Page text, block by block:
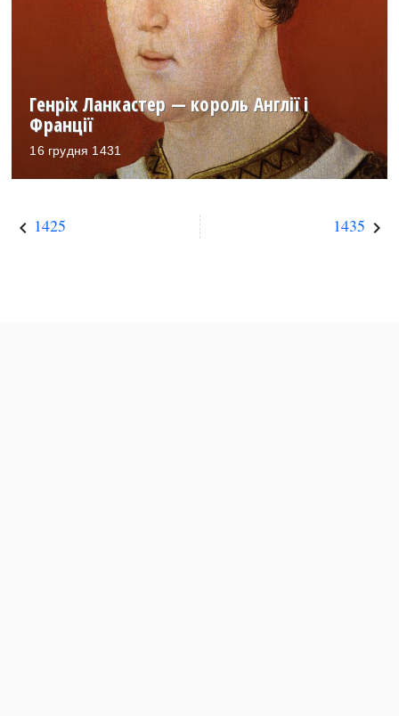
Генріх Ланкастер — король Англії і
Франції
16 грудня 1431
keyboard_arrow_left 1425 1435 keyboard_arrow_right